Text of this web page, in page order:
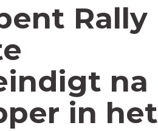
Rally
na
in het